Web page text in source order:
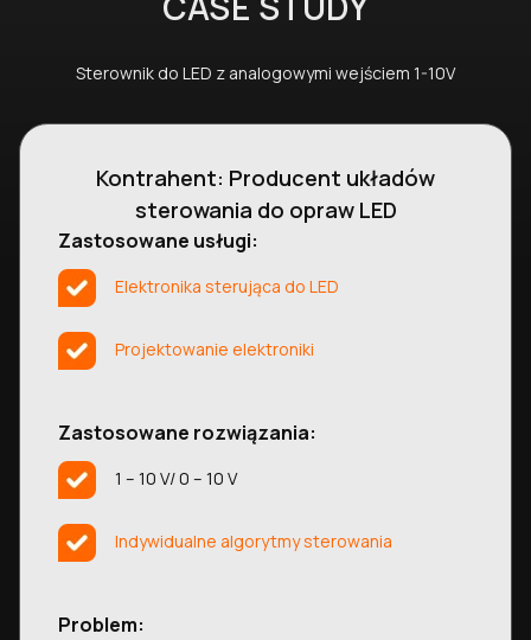
Sterownik do LED z analogowymi wejściem 1-10V
Kontrahent: Producent układów
sterowania do opraw LED
Zastosowane usługi:
Elektronika sterująca do LED
Projektowanie elektroniki
Zastosowane rozwiązania:
1 – 10 V/ 0 – 10 V
Indywidualne algorytmy sterowania
Problem: